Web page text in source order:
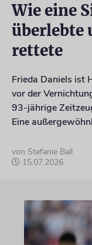
Wie eine
überlebte
rettete
Frieda Daniels ist
vor der
93-jährige
Eine
von Stefanie Ball
15.07.2026